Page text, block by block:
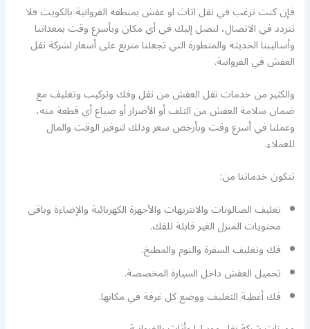
فإن كنت ترغب في نقل اثاث او عفش بمنطقة الفروانية بالكويت فلا
تتردد في الاتصال، لنصل إليك في أي مكان وبأسرع وقت بمعداتنا
وأساليبنا الحديثة والمتطورة التي تجعلنا متربع على أسعار لشركة نقل
العفش في الفروانية.
والكثير من خدمات نقل العفش من نقل وفك وتركيب وتغليف مع
ضمان سلامة العفش من التلف أو الأضرار أو ضياع أي قطعة منه،
وعملنا في أسرع وقت وبأرخص سعر وذلك لتوفير الوقت والمال
للعملاء.
تتكون خدماتنا من:
تغليف الصالونات والانتريهات والأجهزة الكهربائية والإضاءة وباقي
محتويات المنزل الغير قابلة للفك.
فك وتغليف السفرة والنوم والمطبخ.
تحميل العفش داخل السيارة المخصصة.
فك أغطية التغليف ووضع كل غرفة في مكانها.